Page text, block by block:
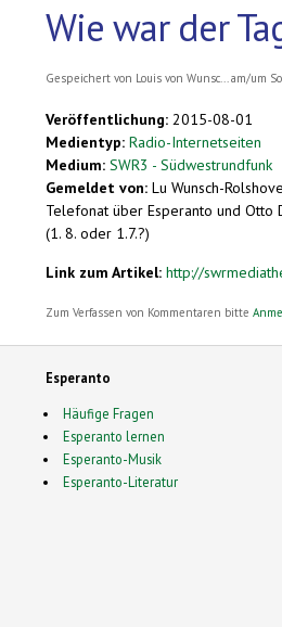
Wie war der
Gespeichert von Louis von Wunsc...am/um
Veröffentlichung: 2015-08-01
Medientyp: Radio-Internetseiten
Medium: SWR3 - Südwestrundfunk
Gemeldet von: Lu Wunsch-
Telefonat über Esperanto und Otto
(1. 8. oder 1.7.?)
Link zum Artikel: http://
Zum Verfassen von Kommentaren bitte
Esperanto
Häufige Fragen
Esperanto lernen
Esperanto-Musik
Esperanto-Literatur